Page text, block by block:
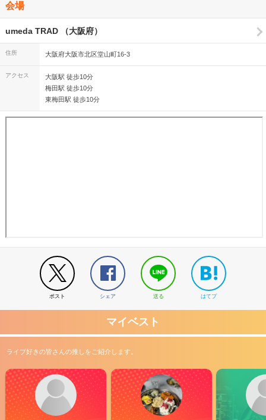
会場
umeda TRAD （大阪府）
住所 大阪府大阪市北区堂山町16-3
アクセス
大阪駅 徒歩10分
梅田駅 徒歩10分
東梅田駅 徒歩10分
ポスト シェア 送る はてブ
マイベスト
ライブ好きの皆さんの推しをご紹介します。